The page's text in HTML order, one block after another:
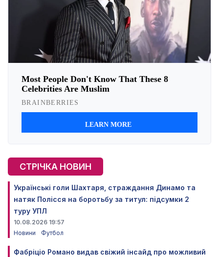
СТРІЧКА НОВИН
Українські голи Шахтаря, страждання Динамо та
натяк Полісся на боротьбу за титул: підсумки 2
туру УПЛ
10.08.2026 19:57
Новини
Футбол
Фабріціо Романо видав свіжий інсайд про можливий